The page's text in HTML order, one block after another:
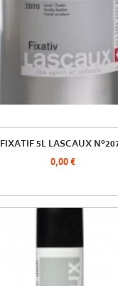
FIXATIF 5L LASCAUX
0,00 €